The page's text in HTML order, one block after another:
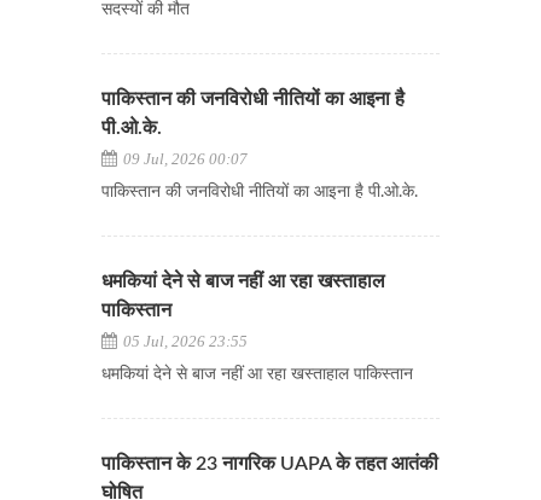
सदस्यों की मौत
पाकिस्तान की जनविरोधी नीतियों का आइना है
पी.ओ.के.
09 Jul, 2026 00:07
पाकिस्तान की जनविरोधी नीतियों का आइना है पी.ओ.के.
धमकियां देने से बाज नहीं आ रहा खस्ताहाल
पाकिस्तान
05 Jul, 2026 23:55
धमकियां देने से बाज नहीं आ रहा खस्ताहाल पाकिस्तान
पाकिस्तान के 23 नागरिक UAPA के तहत आतंकी
घोषित